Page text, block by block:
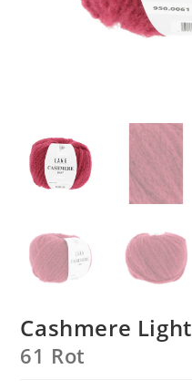
Cashmere Light
61 Rot